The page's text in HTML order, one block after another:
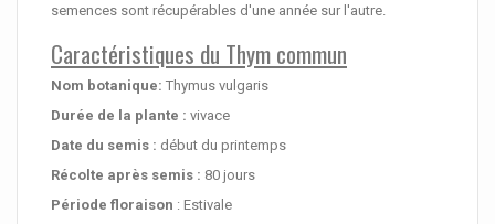
semences sont récupérables d'une année sur l'autre.
Caractéristiques du Thym commun
Nom botanique: Thymus vulgaris
Durée de la plante : vivace
Date du semis : début du printemps
Récolte après semis : 80 jours
Période floraison : Estivale